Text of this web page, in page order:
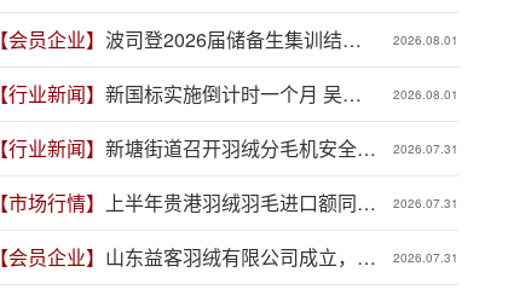
【会员企业】 波司登2026届储备生集训结
营，青春力量赋能品牌新程
2026.08.01
【行业新闻】 新国标实施倒计时一个月 吴川
羽绒企业集体“抢跑”新规
2026.08.01
【行业新闻】 新塘街道召开羽绒分毛机安全生
产专项整治推进会
2026.07.31
【市场行情】 上半年贵港羽绒羽毛进口额同比
增长88.1%
2026.07.31
【会员企业】 山东益客羽绒有限公司成立，加
码羽毛绒制品全产业链布局
2026.07.31